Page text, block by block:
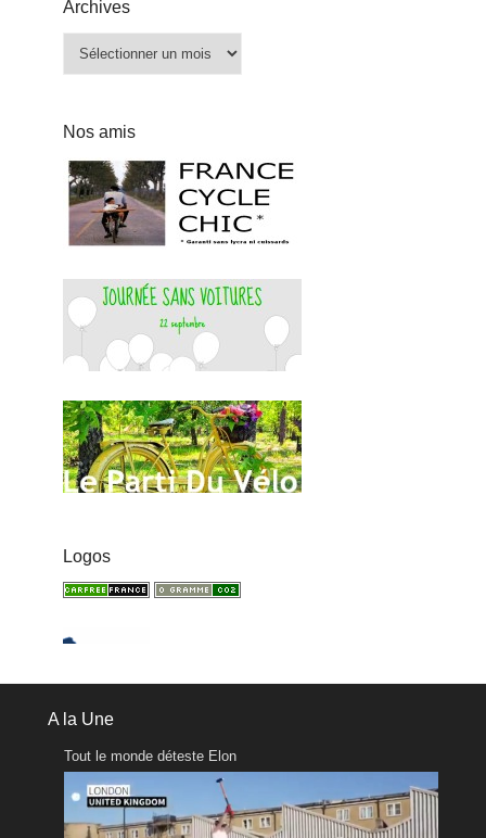
Archives
Nos amis
Logos
A la Une
Tout le monde déteste Elon